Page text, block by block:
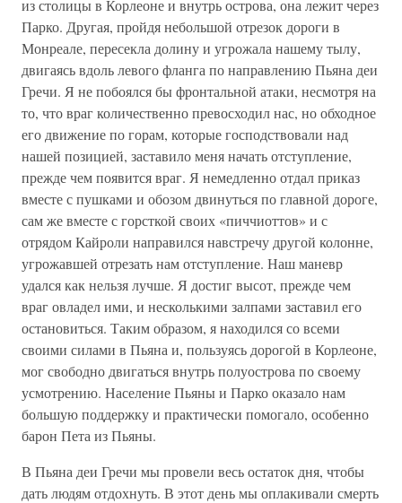
из столицы в Корлеоне и внутрь острова, она лежит через
Парко. Другая, пройдя небольшой отрезок дороги в
Монреале, пересекла долину и угрожала нашему тылу,
двигаясь вдоль левого фланга по направлению Пьяна деи
Гречи. Я не побоялся бы фронтальной атаки, несмотря на
то, что враг количественно превосходил нас, но обходное
его движение по горам, которые господствовали над
нашей позицией, заставило меня начать отступление,
прежде чем появится враг. Я немедленно отдал приказ
вместе с пушками и обозом двинуться по главной дороге,
сам же вместе с горсткой своих «пиччиоттов» и с
отрядом Кайроли направился навстречу другой колонне,
угрожавшей отрезать нам отступление. Наш маневр
удался как нельзя лучше. Я достиг высот, прежде чем
враг овладел ими, и несколькими залпами заставил его
остановиться. Таким образом, я находился со всеми
своими силами в Пьяна и, пользуясь дорогой в Корлеоне,
мог свободно двигаться внутрь полуострова по своему
усмотрению. Население Пьяны и Парко оказало нам
большую поддержку и практически помогало, особенно
барон Пета из Пьяны.
В Пьяна деи Гречи мы провели весь остаток дня, чтобы
дать людям отдохнуть. В этот день мы оплакивали смерть